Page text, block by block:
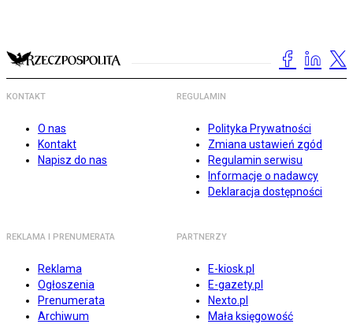
KONTAKT
O nas
Kontakt
Napisz do nas
REGULAMIN
Polityka Prywatności
Zmiana ustawień zgód
Regulamin serwisu
Informacje o nadawcy
Deklaracja dostępności
REKLAMA I PRENUMERATA
Reklama
Ogłoszenia
Prenumerata
Archiwum
PARTNERZY
E-kiosk.pl
E-gazety.pl
Nexto.pl
Mała księgowość